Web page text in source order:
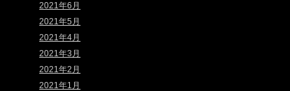
2021年6月
2021年5月
2021年4月
2021年3月
2021年2月
2021年1月